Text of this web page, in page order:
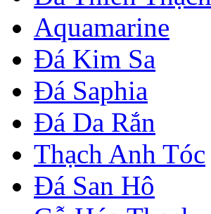
Aquamarine
Đá Kim Sa
Đá Saphia
Đá Da Rắn
Thạch Anh Tóc
Đá San Hô